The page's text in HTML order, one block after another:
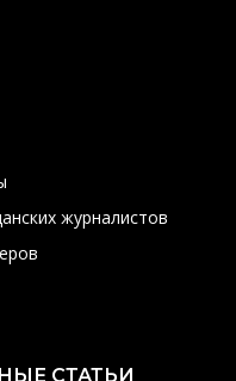
журналистов
СТАТЬИ